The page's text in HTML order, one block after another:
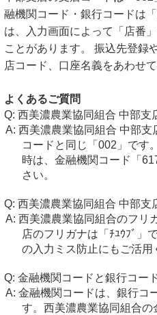
融機関コード・銀行コードは
は、入力画面によって「店番
ことがあります。 振込先登録
店コード、口座名義をあわせ
よくあるご質問
西美濃農業協同組合 中部支
西美濃農業協同組合 中部
コードと同じ「002」です
時は、金融機関コード「
さい。
西美濃農業協同組合 中部支
西美濃農業協同組合のフリ
店のフリガナは「ﾁﾕｳﾌﾞ」
の入力ミス防止にもご活用
金融機関コードと銀行コー
金融機関コードは、銀行コ
す。西美濃農業協同組合